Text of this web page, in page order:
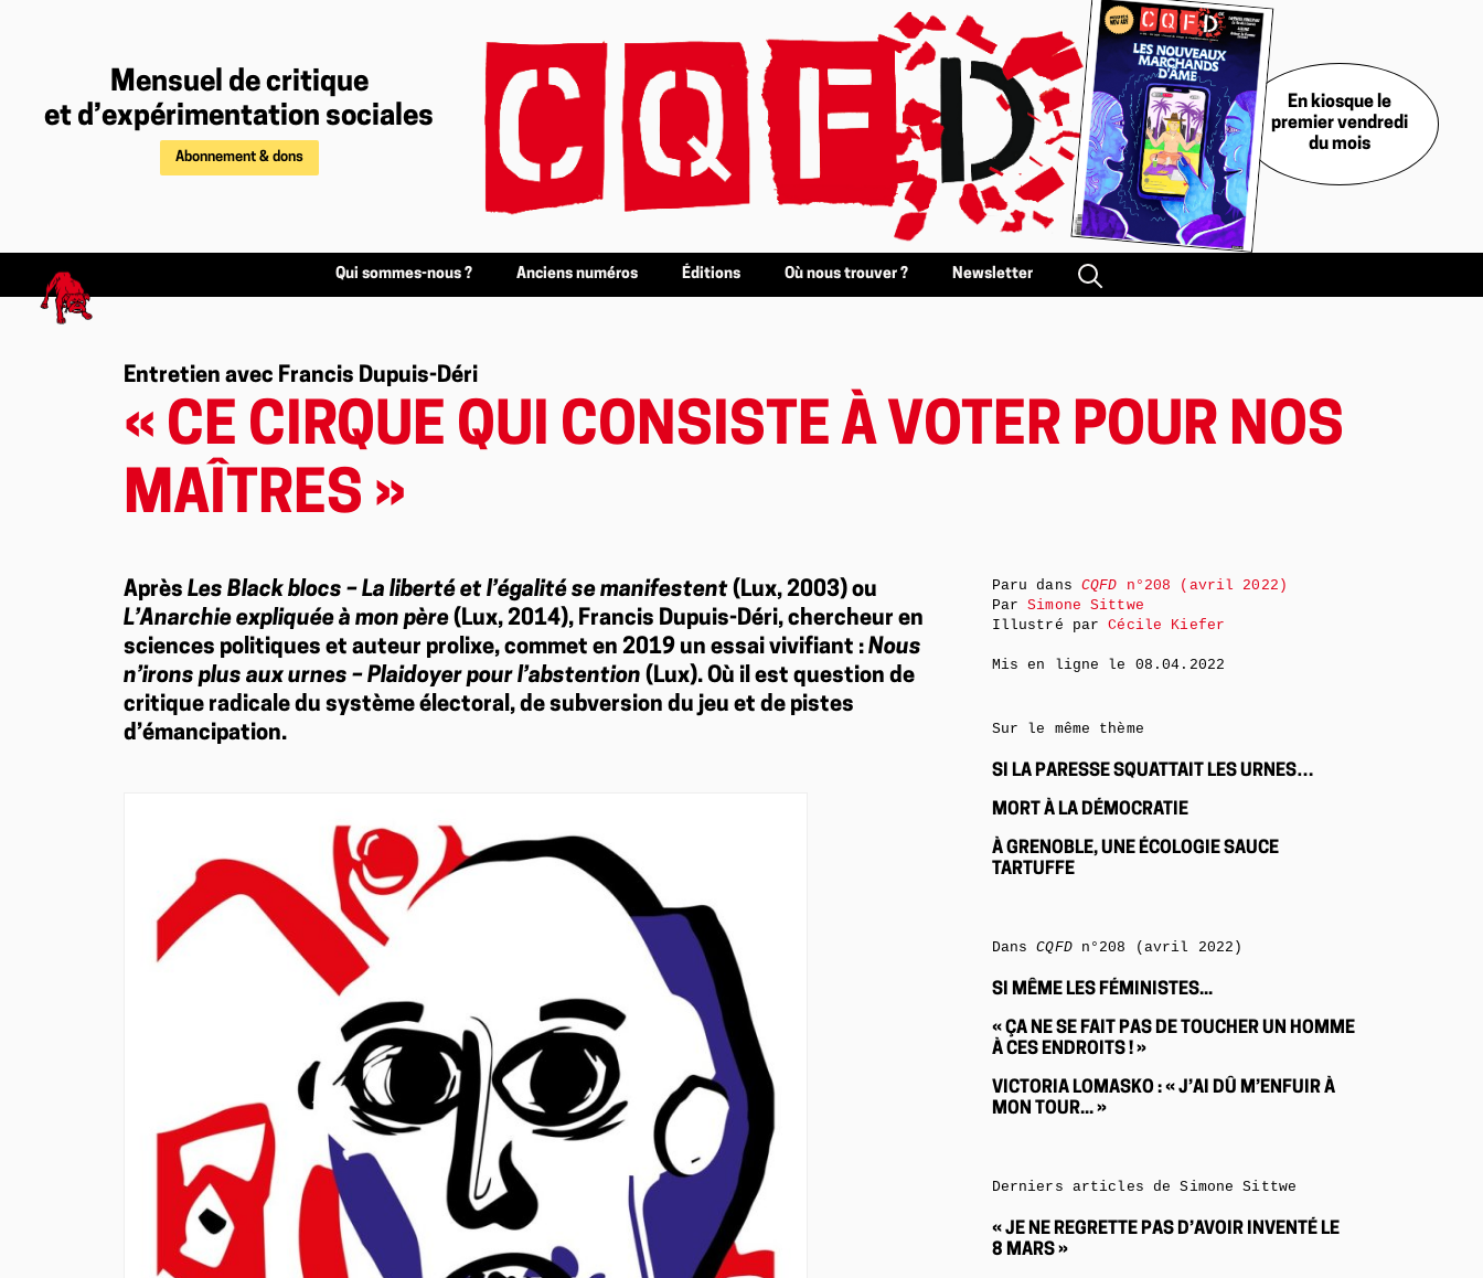
Mensuel de critique
et d’expérimentation sociales
Abonnement & dons
En kiosque le
premier vendredi
du mois
Qui sommes-nous ? Anciens numéros Éditions Où nous trouver ? Newsletter
Entretien avec Francis Dupuis-Déri
« CE CIRQUE QUI CONSISTE À VOTER POUR NOS
MAÎTRES »
Après Les Black blocs – La liberté et l’égalité se manifestent (Lux, 2003) ou
L’Anarchie expliquée à mon père (Lux, 2014), Francis Dupuis-Déri, chercheur en
sciences politiques et auteur prolixe, commet en 2019 un essai vivifiant : Nous
n’irons plus aux urnes – Plaidoyer pour l’abstention (Lux). Où il est question de
critique radicale du système électoral, de subversion du jeu et de pistes
d’émancipation.
Paru dans CQFD n°208 (avril 2022)
ParSimone Sittwe
Illustré parCécile Kiefer
Mis en ligne le 08.04.2022
Sur le même thème
SI LA PARESSE SQUATTAIT LES URNES…
MORT À LA DÉMOCRATIE
À GRENOBLE, UNE ÉCOLOGIE SAUCE
TARTUFFE
DansCQFDn°208 (avril 2022)
SI MÊME LES FÉMINISTES...
« ÇA NE SE FAIT PAS DE TOUCHER UN HOMME
À CES ENDROITS ! »
VICTORIA LOMASKO : « J’AI DÛ M’ENFUIR À
MON TOUR... »
Derniers articles de Simone Sittwe
« JE NE REGRETTE PAS D’AVOIR INVENTÉ LE
8 MARS »